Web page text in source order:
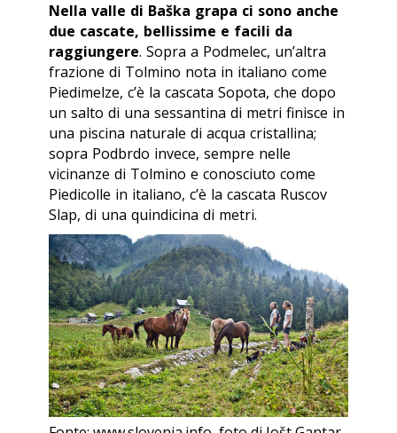
Nella valle di Baška grapa ci sono anche
due cascate, bellissime e facili da
raggiungere. Sopra a Podmelec, un’altra
frazione di Tolmino nota in italiano come
Piedimelze, c’è la cascata Sopota, che dopo
un salto di una sessantina di metri finisce in
una piscina naturale di acqua cristallina;
sopra Podbrdo invece, sempre nelle
vicinanze di Tolmino e conosciuto come
Piedicolle in italiano, c’è la cascata Ruscov
Slap, di una quindicina di metri.